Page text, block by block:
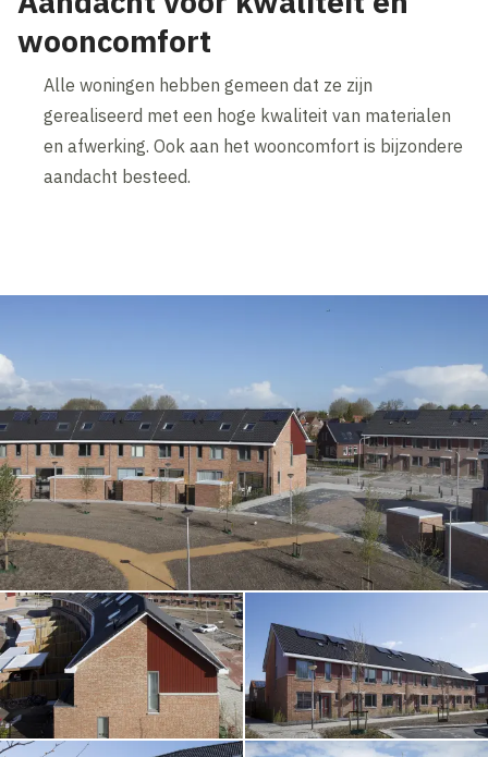
wooncomfort
Alle woningen hebben gemeen dat ze zijn
gerealiseerd met een hoge kwaliteit van materialen
en afwerking. Ook aan het wooncomfort is bijzondere
aandacht besteed.